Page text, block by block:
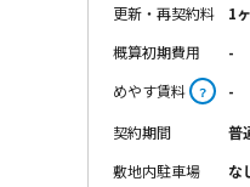
更新・再契約料
1
概算初期費用
-
めやす賃料
？ -
契約期間
普
敷地内駐車場
な